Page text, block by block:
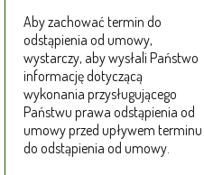
Aby zachować termin do
odstąpienia od umowy,
wystarczy, aby wysłali Państwo
informację dotyczącą
wykonania przysługującego
Państwu prawa odstąpienia od
umowy przed upływem terminu
do odstąpienia od umowy.